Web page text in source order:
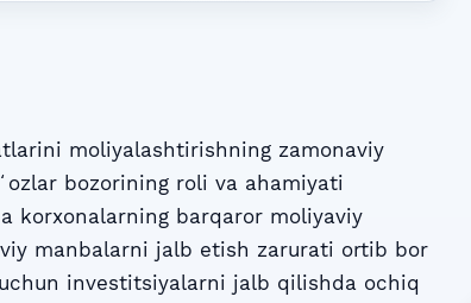
moliyalashtirishning zamonaviy
bozorining roli va ahamiyati
korxonalarning barqaror moliyaviy
manbalarni jalb etish zarurati ortib bor
investitsiyalarni jalb qilishda ochiq